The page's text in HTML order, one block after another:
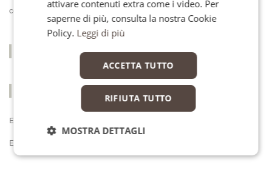
costiere.
Sfoglia Brochure Marine and Coastal
Download Brochure Marine and Coastal
Error: No articles to display
Error: No articles to display
attivare contenuti extra come i video. Per
saperne di più, consulta la nostra Cookie
Policy. Leggi di più
ACCETTA TUTTO
RIFIUTA TUTTO
MOSTRA DETTAGLI